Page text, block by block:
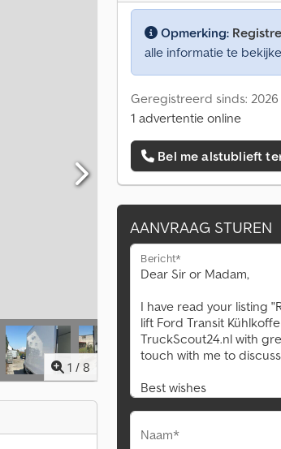
1 / 8
Opmerking:
alle informatie te
Geregistreerd sinds: 2026
1 advertentie online
Bel me alstublieft
AANVRAAG STUREN
Bericht*
Naam*